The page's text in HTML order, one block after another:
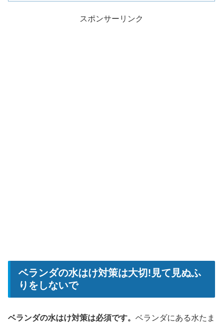
スポンサーリンク
ベランダの水はけ対策は大切!見て見ぬふ
りをしないで
ベランダの水はけ対策は必須です。 ベランダにある水たま